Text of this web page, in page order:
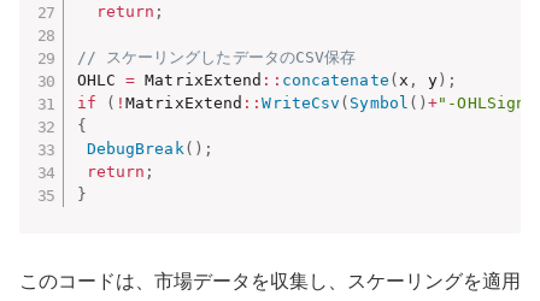
return ;
// スケーリングしたデータのCSV保存
OHLC = MatrixExtend :: concatenate ( x , y ) ;
if
( !MatrixExtend ::WriteCsv ( Symbol ( )+"-
{
DebugBreak( ) ;
return ;
}
このコードは、市場データを収集し、スケーリングを適用